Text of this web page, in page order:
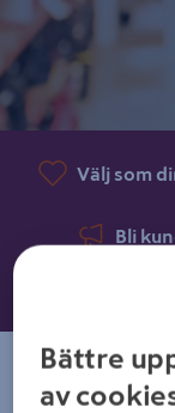
Välj som
Bli
Bättre
av